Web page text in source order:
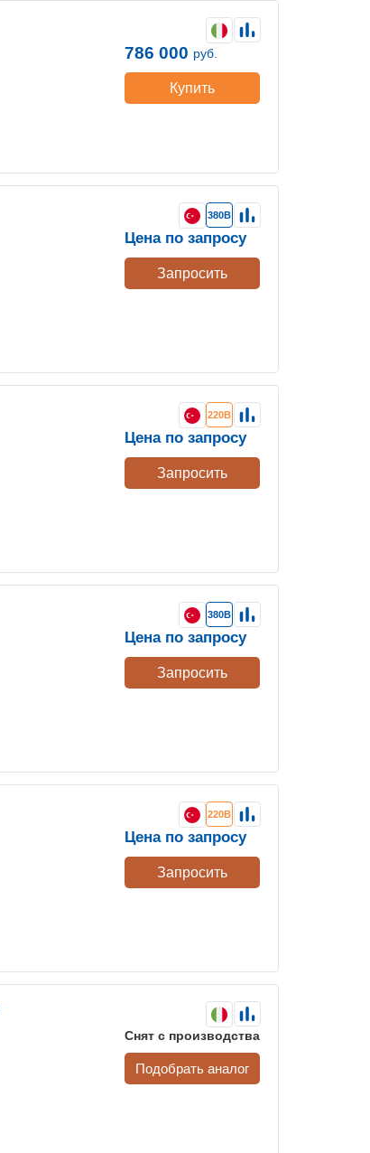
786 000 руб.
Купить
380В
Цена по запросу
Запросить
220В
Цена по запросу
Запросить
380В
Цена по запросу
Запросить
220В
Цена по запросу
Запросить
Снят с производства
Подобрать аналог